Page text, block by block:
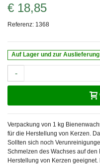
€ 18,85
Referenz: 1368
Auf Lager und zur
-
Verpackung von 1 kg
für die Herstellung von Kerzen.
Sollten sich noch
Schmelzen des Wachses auf
Herstellung von Kerzen